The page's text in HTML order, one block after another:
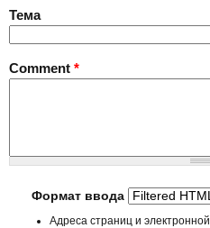
Тема
Comment *
Формат ввода
Адреса страниц и